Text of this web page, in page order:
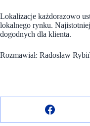
Lokalizacje każdorazowo
lokalnego rynku.
dogodnych dla klienta.
Rozmawiał: Radosław